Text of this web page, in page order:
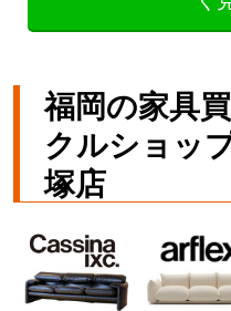
福岡の家具
クルショッ
塚店